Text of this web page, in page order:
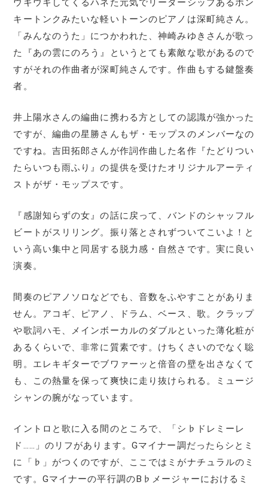
キートンクみたいな軽いトーンのピアノは深町純さん。
「みんなのうた」につかわれた、神崎みゆきさんが歌っ
た『あの雲にのろう』というとても素敵な歌があるので
すがそれの作曲者が深町純さんです。作曲もする鍵盤奏
者。
井上陽水さんの編曲に携わる方としての認識が強かった
ですが、編曲の星勝さんもザ・モップスのメンバーなの
ですね。吉田拓郎さんが作詞作曲した名作『たどりつい
たらいつも雨ふり』の提供を受けたオリジナルアーティ
ストがザ・モップスです。
『感謝知らずの女』の話に戻って、バンドのシャッフル
ビートがスリリング。振り落とされずついてこいよ！と
いう高い集中と同居する脱力感・自然さです。実に良い
演奏。
間奏のピアノソロなどでも、音数をふやすことがありま
せん。アコギ、ピアノ、ドラム、ベース、歌。クラップ
や歌詞ハモ、メインボーカルのダブルといった薄化粧が
あるくらいで、非常に質素です。けちくさいのでなく聡
明。エレキギターでブワァーッと倍音の壁を出さなくて
も、この熱量を保って爽快に走り抜けられる。ミュージ
シャンの腕がなっています。
イントロと歌に入る間のところで、「シ♭ドレミーレ
ド……」のリフがあります。Gマイナー調だったらシとミ
に「♭」がつくのですが、ここではミがナチュラルのミ
です。Gマイナーの平行調のB♭メージャーにおけるミ